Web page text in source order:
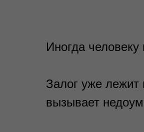
Иногда человеку
Залог уже лежит
вызывает